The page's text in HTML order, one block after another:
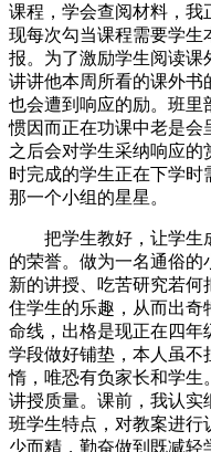
课程，学会查阅材料，我
现每次勾当课程需要学生
报。为了激励学生阅读课
讲讲他本周所看的课外书
也会遭到响应的励。班里
惯因而正在功课中老是会
之后会对学生采纳响应
时完成的学生正在下学时
那一个小组的星星。
把学生教好，让学生
的荣誉。做为一名通俗
新的讲授、吃苦研究若何
住学生的乐趣，从而出奇
命线，出格是现正在四年
学段做好铺垫，本人虽不
惰，唯恐有负家长和学生
讲授质量。课前，我认实
班学生特点，对教案进行
少而精，勤奋做到既减